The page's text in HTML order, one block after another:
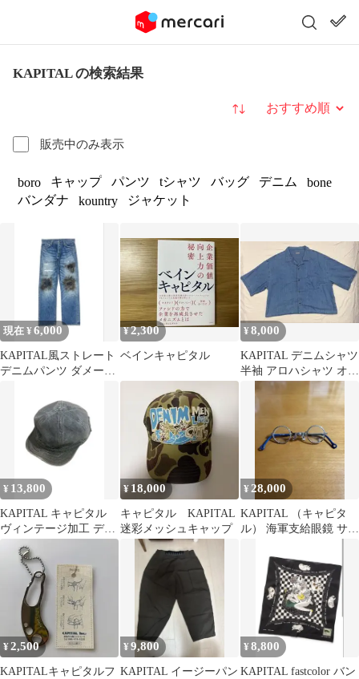
KAPITAL の検索結果
販売中のみ表示
並び替え
boro キャップ パンツ tシャツ バッグ デニム
bone
バンダナ
kountry ジャケット
現在 ¥ 6,000
KAPITAL風ストレート
デニムパンツ ダメージ
¥2,300
ベインキャピタル
¥8,000
KAPITAL デニムシャツ
半袖 アロハシャツ オー
プンカラー
¥ 13,800
KAPITAL キャピタル
ヴィンテージ加工 デニ
ム ワーク キャップ
¥ 18,000
キャピタル KAPITAL
迷彩メッシュキャップ
¥ 28,000
KAPITAL （キャピタ
ル） 海軍支給眼鏡 サン
¥2,500
KAPITALキャピタルフ
¥9,800
KAPITAL イージーパン
¥8,800
KAPITAL fastcolor バン